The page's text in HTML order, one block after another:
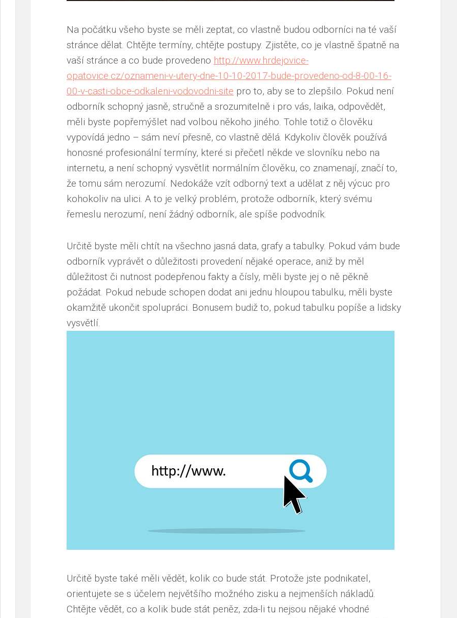
Na počátku všeho byste se měli zeptat, co vlastně budou odborníci na té vaší
stránce dělat. Chtějte termíny, chtějte postupy. Zjistěte, co je vlastně špatně na
vaší stránce a co bude provedeno http://www.hrdejovice-
opatovice.cz/oznameni-v-utery-dne-10-10-2017-bude-provedeno-od-8-00-16-
00-v-casti-obce-odkaleni-vodovodni-site pro to, aby se to zlepšilo. Pokud není
odborník schopný jasně, stručně a srozumitelně i pro vás, laika, odpovědět,
měli byste popřemýšlet nad volbou někoho jiného. Tohle totiž o člověku
vypovídá jedno – sám neví přesně, co vlastně dělá. Kdykoliv člověk používá
honosné profesionální termíny, které si přečetl někde ve slovníku nebo na
internetu, a není schopný vysvětlit normálním člověku, co znamenají, značí to,
že tomu sám nerozumí. Nedokáže vzít odborný text a udělat z něj výcuc pro
kohokoliv na ulici. A to je velký problém, protože odborník, který svému
řemeslu nerozumí, není žádný odborník, ale spíše podvodník.
Určitě byste měli chtít na všechno jasná data, grafy a tabulky. Pokud vám bude
odborník vyprávět o důležitosti provedení nějaké operace, aniž by měl
důležitost či nutnost podepřenou fakty a čísly, měli byste jej o ně pěkně
požádat. Pokud nebude schopen dodat ani jednu hloupou tabulku, měli byste
okamžitě ukončit spolupráci. Bonusem budiž to, pokud tabulku popíše a lidsky
vysvětlí.
Určitě byste také měli vědět, kolik co bude stát. Protože jste podnikatel,
orientujete se s účelem největšího možného zisku a nejmenších nákladů.
Chtějte vědět, co a kolik bude stát peněz, zda-li tu nejsou nějaké vhodné